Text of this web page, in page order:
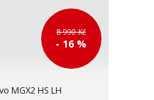
8 990 Kč
- 16 %
MGX2 HS LH